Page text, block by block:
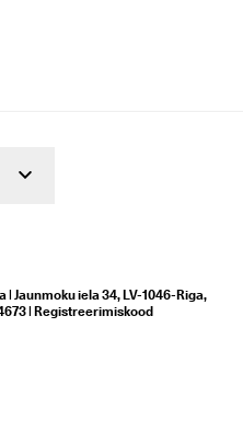
| Jaunmoku iela 34, LV-1046-Riga,
| Registreerimiskood